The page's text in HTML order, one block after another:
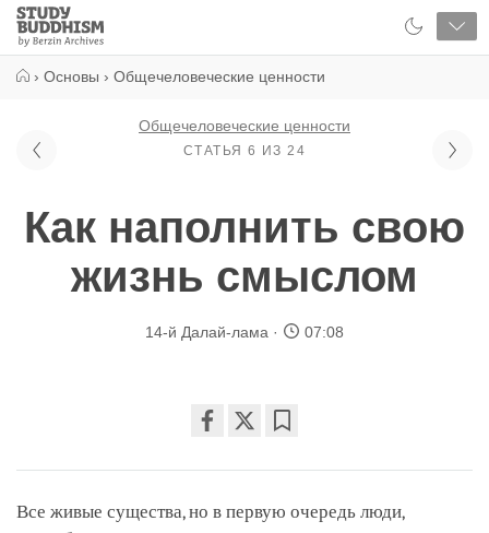
Close
Study
Buddhism
› Основы › Общечеловеческие ценности
Общечеловеческие ценности
СТАТЬЯ 6 ИЗ 24
Как наполнить свою
жизнь смыслом
14-й Далай-лама 07:08
on
Все живые существа, но в первую очередь люди,